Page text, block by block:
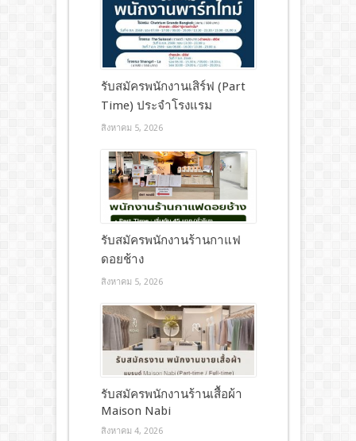
รับสมัครพนักงานเสิร์ฟ (Part
Time) ประจำโรงแรม
สิงหาคม 5, 2026
รับสมัครพนักงานร้านกาแฟ
ดอยช้าง
สิงหาคม 5, 2026
รับสมัครพนักงานร้านเสื้อผ้า
Maison Nabi
สิงหาคม 4, 2026